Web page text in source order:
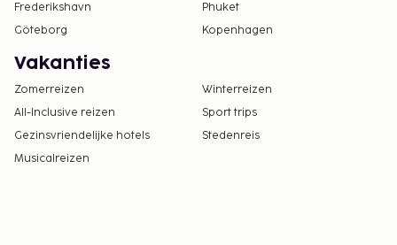
Frederikshavn
Phuket
Göteborg
Kopenhagen
Vakanties
Zomerreizen
Winterreizen
All-Inclusive reizen
Sport trips
Gezinsvriendelijke hotels
Stedenreis
Musicalreizen